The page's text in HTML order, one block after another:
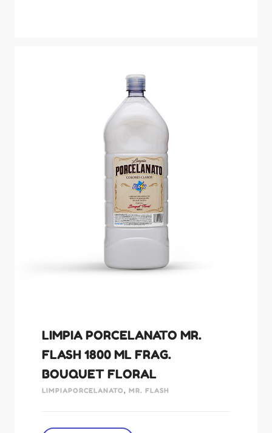
LIMPIA PORCELANATO MR.
FLASH 1800 ML FRAG.
BOUQUET FLORAL
LIMPIAPORCELANATO, MR. FLASH